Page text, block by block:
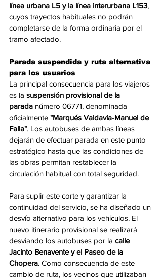
línea urbana L5 y la línea interurbana L153,
cuyos trayectos habituales no podrán
completarse de la forma ordinaria por el
tramo afectado.
Parada suspendida y ruta alternativa
para los usuarios
La principal consecuencia para los viajeros
es la suspensión provisional de la
parada número 06771, denominada
oficialmente "Marqués Valdavia-Manuel de
Falla". Los autobuses de ambas líneas
dejarán de efectuar parada en este punto
estratégico hasta que las condiciones de
las obras permitan restablecer la
circulación habitual con total seguridad.
Para suplir este corte y garantizar la
continuidad del servicio, se ha diseñado un
desvío alternativo para los vehículos. El
nuevo itinerario provisional se realizará
desviando los autobuses por la calle
Jacinto Benavente y el Paseo de la
Chopera. Como consecuencia de este
cambio de ruta, los vecinos que utilizaban